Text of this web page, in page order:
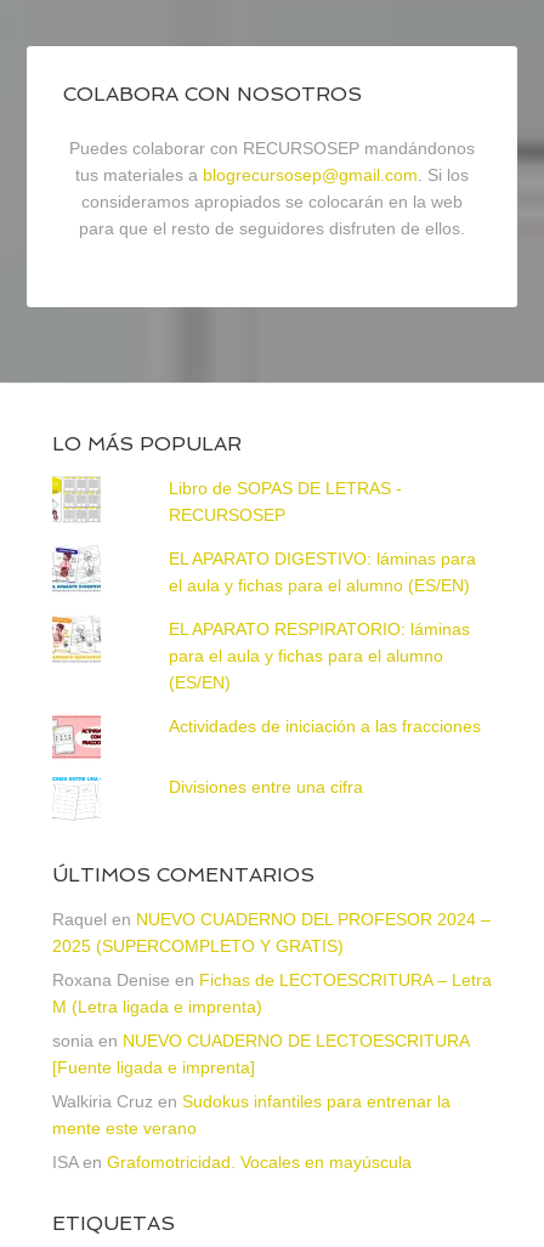
COLABORA CON NOSOTROS
Puedes colaborar con RECURSOSEP mandándonos
tus materiales a blogrecursosep@gmail.com . Si los
consideramos apropiados se colocarán en la web
para que el resto de seguidores disfruten de ellos.
LO MÁS POPULAR
Libro de SOPAS DE LETRAS -
RECURSOSEP
EL APARATO DIGESTIVO: láminas para
el aula y fichas para el alumno (ES/EN)
EL APARATO RESPIRATORIO: láminas
para el aula y fichas para el alumno
(ES/EN)
Actividades de iniciación a las fracciones
Divisiones entre una cifra
ÚLTIMOS COMENTARIOS
Raquel en NUEVO CUADERNO DEL PROFESOR 2024 –
2025 (SUPERCOMPLETO Y GRATIS)
Roxana Denise en Fichas de LECTOESCRITURA – Letra
M (Letra ligada e imprenta)
soniaen NUEVO CUADERNO DE LECTOESCRITURA
[Fuente ligada e imprenta]
Walkiria Cruzen Sudokus infantiles para entrenar la
mente este verano
ISAen Grafomotricidad. Vocales en mayúscula
ETIQUETAS